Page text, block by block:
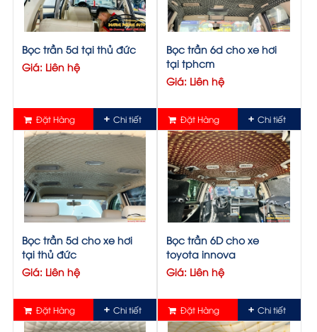
Bọc trần 5d tại thủ đức
Giá: Liên hệ
Đặt Hàng Chi tiết
Bọc trần 6d cho xe hơi
tại tphcm
Giá: Liên hệ
Đặt Hàng Chi tiết
Bọc trần 5d cho xe hơi
tại thủ đức
Giá: Liên hệ
Đặt Hàng Chi tiết
Bọc trần 6D cho xe
toyota innova
Giá: Liên hệ
Đặt Hàng Chi tiết